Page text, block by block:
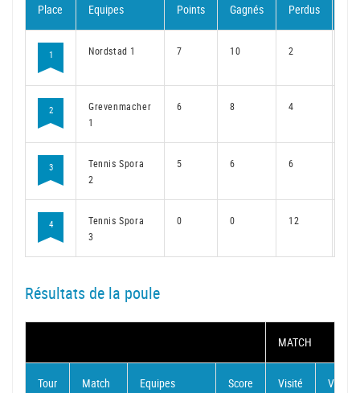
Place Equipes Points Gagnés Perdus
1 Nordstad 1 7 10 2
2
Grevenmacher
1
6 8 4
3
Tennis Spora
2
5 6 6
4
Tennis Spora
3
0 0 12
Résultats de la poule
MATCH
Tour Match Equipes Score Visité